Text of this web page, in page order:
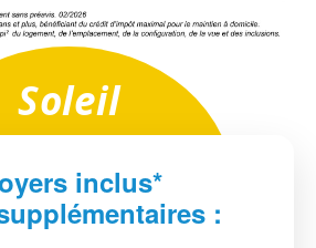
Soleil
inclus*
: